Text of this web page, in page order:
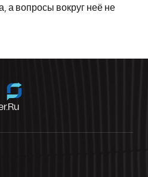
а вопросы вокруг неё не